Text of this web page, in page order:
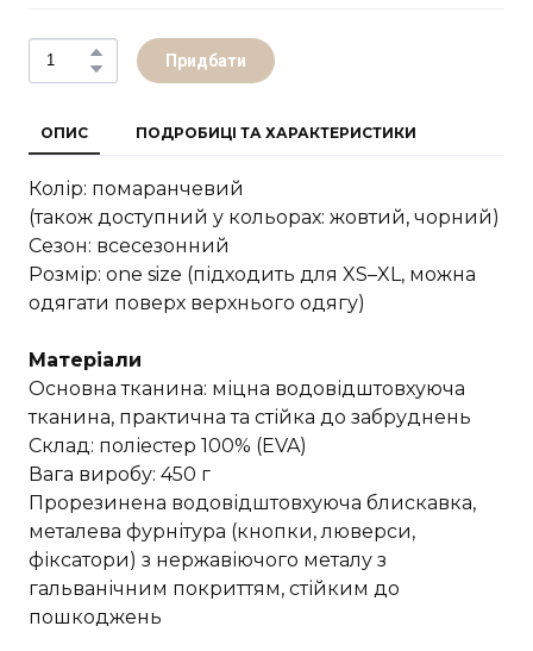
Придбати
ОПИС ПОДРОБИЦІ ТА ХАРАКТЕРИСТИКИ
Колір: помаранчевий
(також доступний у кольорах: жовтий, чорний)
Сезон: всесезонний
Розмір: one size (підходить для XS–XL, можна
одягати поверх верхнього одягу)
Матеріали
Основна тканина: міцна водовідштовхуюча
тканина, практична та стійка до забруднень
Склад: поліестер 100% (EVA)
Вага виробу: 450 г
Прорезинена водовідштовхуюча блискавка,
металева фурнітура (кнопки, люверси,
фіксатори) з нержавіючого металу з
гальванічним покриттям, стійким до
пошкоджень